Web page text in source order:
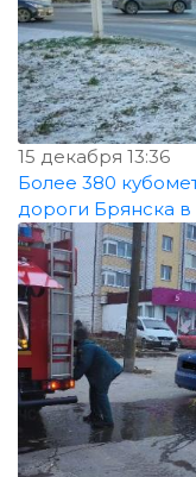
15 декабря 13:36
Более 380
дороги Брянска